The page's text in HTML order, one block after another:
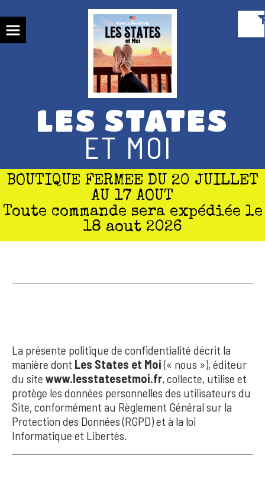
LES STATES
ET MOI
BOUTIQUE FERMEE DU 20 JUILLET
AU 17 AOUT
Toute commande sera expédiée le
18 aout 2026
La présente politique de confidentialité décrit la
manière dont Les States et Moi(« nous »), éditeur
du site www.lesstatesetmoi.fr, collecte, utilise et
protège les données personnelles des utilisateurs du
Site, conformément au Règlement Général sur la
Protection des Données (RGPD) et à la loi
Informatique et Libertés.